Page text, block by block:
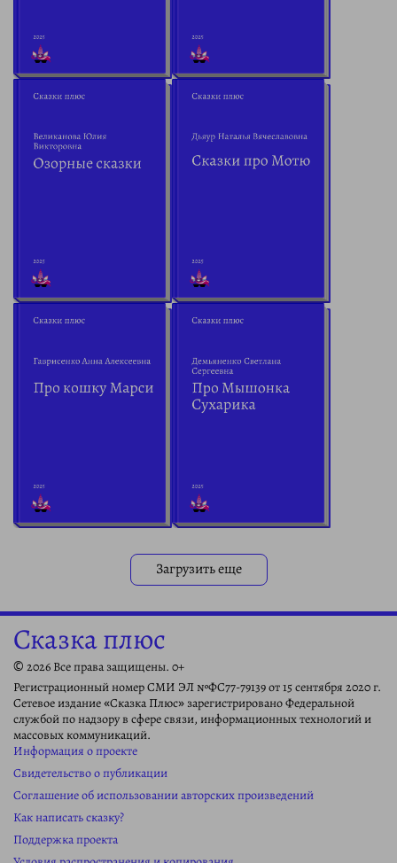
Загрузить еще
Сказка плюс
© 2026 Все права защищены. 0+
Регистрационный номер СМИ ЭЛ №ФС77-79139 от 15 сентября 2020 г.
Сетевое издание «Сказка Плюс» зарегистрировано Федеральной
службой по надзору в сфере связи, информационных технологий и
массовых коммуникаций.
Информация о проекте
Свидетельство о публикации
Соглашение об использовании авторских произведений
Как написать сказку?
Поддержка проекта